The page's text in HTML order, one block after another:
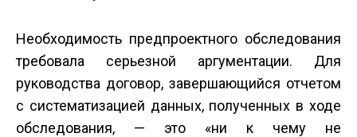
Необходимость предпроектного обследования
требовала серьезной аргументации. Для
руководства договор, завершающийся отчетом
с систематизацией данных, полученных в ходе
обследования, — это «ни к чему не